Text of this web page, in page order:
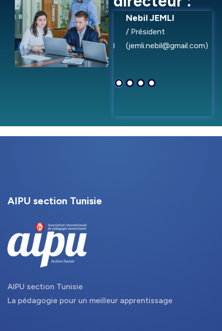
Manel BEN NEJMA
/ Trésorière
(bennejma_manel@yahoo.fr)
Nebil JEMLI
/ Président
(jemli.nebil@gmail.com)
AIPU section Tunisie
AIPU section Tunisie
La pédagogie pour un meilleur apprentissage